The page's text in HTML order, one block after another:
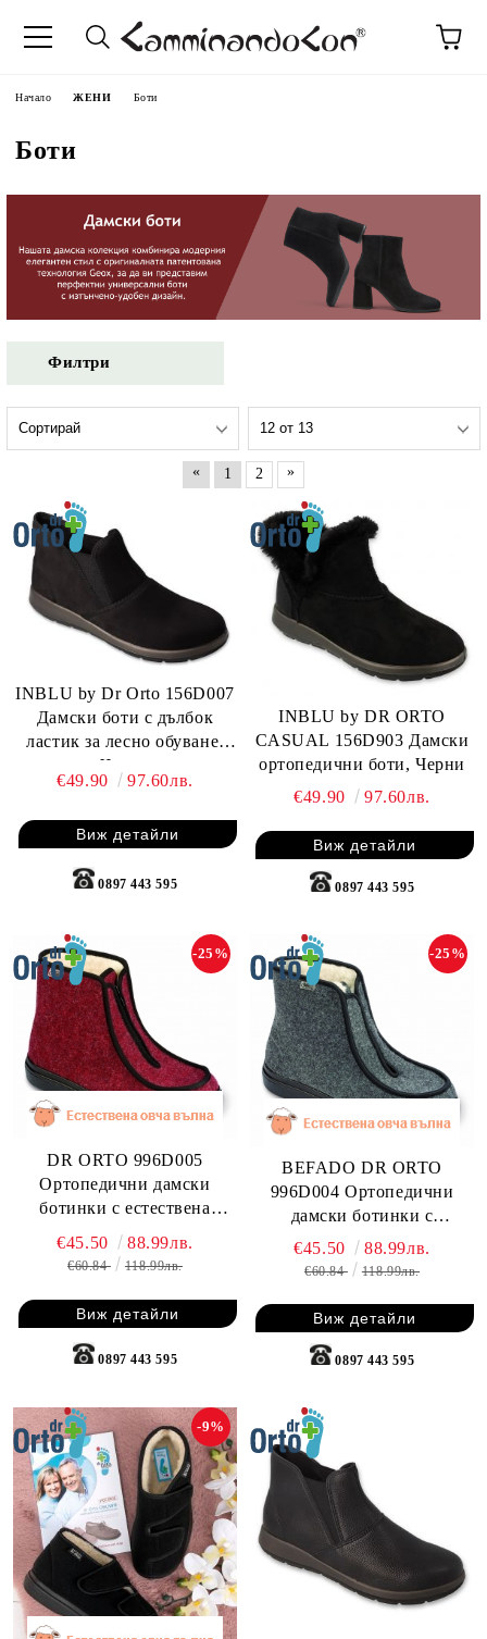
Начало ЖЕНИ Боти
Боти
Филтри
« 1 2 »
INBLU by Dr Orto 156D007
Дамски боти с дълбок
ластик за лесно обуване,
Черни
€49.90 97.60лв.
Виж детайли
0897 443 595
INBLU by DR ORTO
CASUAL 156D903 Дамски
ортопедични боти, Черни
€49.90
97.60лв.
Виж детайли
0897 443 595
DR ORTO 996D005
Ортопедични дамски
ботинки с естествена
вълна, бордо
-25%
€45.50 88.99лв.
€60.84 118.99лв.
Виж детайли
0897 443 595
BEFADO DR ORTO
996D004 Ортопедични
дамски ботинки с
естествена вълна, сиви
-25%
€45.50 88.99лв.
€60.84 118.99лв.
Виж детайли
0897 443 595
-9%